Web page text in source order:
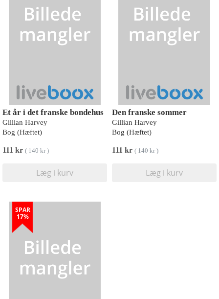
Et år i det franske bondehus
Gillian Harvey
Bog (Hæftet)
111 kr ( 140 kr)
Læg i kurv
Den franske sommer
Gillian Harvey
Bog (Hæftet)
111 kr ( 140 kr)
Læg i kurv
SPAR
17%